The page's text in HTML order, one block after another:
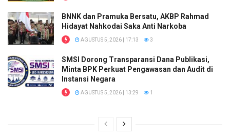
BNNK dan Pramuka Bersatu, AKBP Rahmad
Hidayat Nahkodai Saka Anti Narkoba
AGUSTUS 5, 2026 | 17:13 3
SMSI Dorong Transparansi Dana Publikasi,
Minta BPK Perkuat Pengawasan dan Audit di
Instansi Negara
AGUSTUS 5, 2026 | 13:29 1